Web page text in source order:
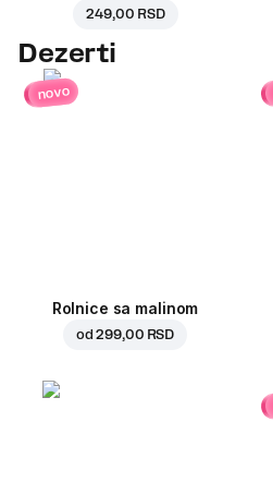
249,00 RSD
Dezerti
novo
Rolnice sa malinom
od299,00 RSD